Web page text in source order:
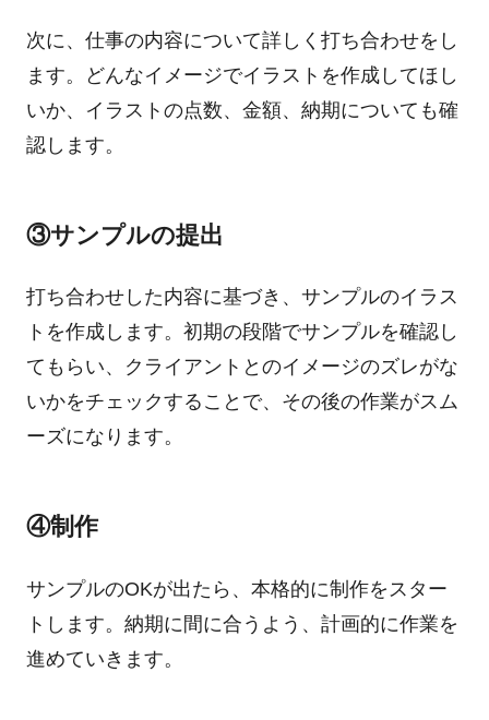
次に、仕事の内容について詳しく打ち合わせをし
ます。どんなイメージでイラストを作成してほし
いか、イラストの点数、金額、納期についても確
認します。
③サンプルの提出
打ち合わせした内容に基づき、サンプルのイラス
トを作成します。初期の段階でサンプルを確認し
てもらい、
クライアントとのイメージのズレがな
いかをチェックすることで、その後の作業がスム
ーズになります。
④制作
サンプルのOKが出たら、本格的に制作をスター
トします。納期に間に合うよう、計画的に作業を
進めていきます。